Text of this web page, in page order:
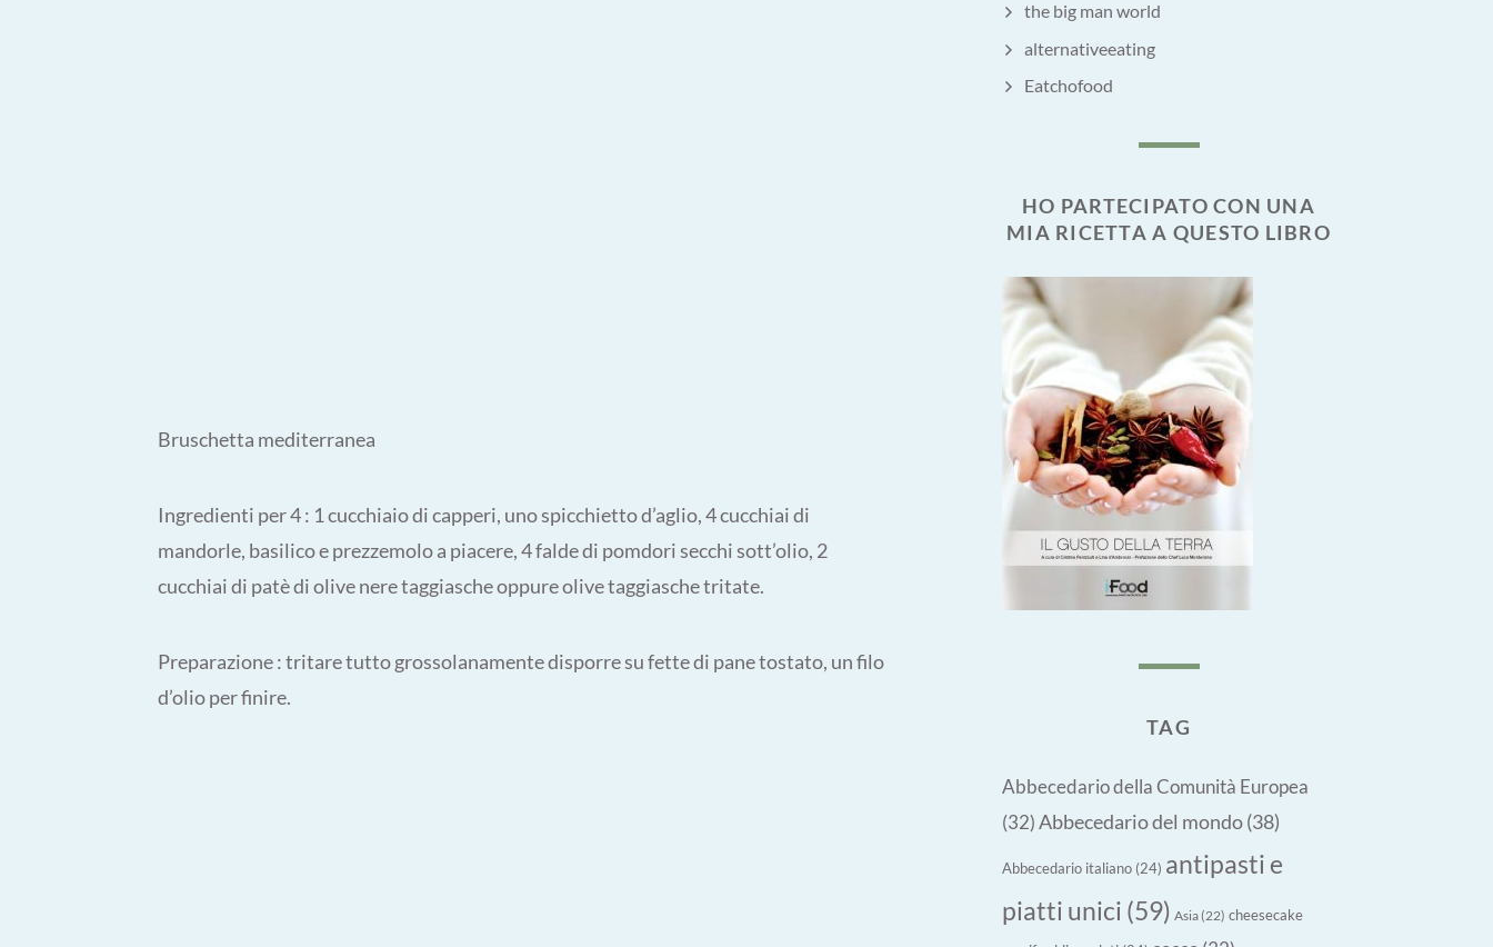
Bruschetta mediterranea
Ingredienti per 4 : 1 cucchiaio di capperi, uno spicchietto d’aglio, 4 cucchiai di
mandorle, basilico e prezzemolo a piacere, 4 falde di pomdori secchi sott’olio, 2
cucchiai di patè di olive nere taggiasche oppure olive taggiasche tritate.
Preparazione : tritare tutto grossolanamente disporre su fette di pane tostato, un filo
d’olio per finire.
the big man world
alternativeeating
Eatchofood
HO PARTECIPATO CON UNA
MIA RICETTA A QUESTO LIBRO
TAG
Abbecedario della Comunità Europea
(32) Abbecedario del mondo(38)
Abbecedario italiano (24) antipasti e
piatti unici (59) Asia(22) cheesecake